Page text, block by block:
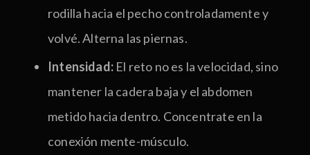
rodilla hacia el pecho controladamente y
volvé. Alterna las piernas.
Intensidad:El reto no es la velocidad, sino
mantener la cadera baja y el abdomen
metido hacia dentro. Concentrate en la
conexión mente-músculo.